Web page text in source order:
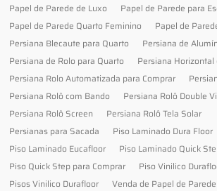
Papel de Parede de Luxo
Papel de Parede para
Papel de Parede Quarto Feminino
Papel de
Persiana Blecaute para Quarto
Persiana de
Persiana de Rolo para Quarto
Persiana
Persiana Rolo Automatizada para Comprar
Persiana Rolô com Bando
Persiana Rolô Double
Persiana Rolô Screen
Persiana Rolô Tela Solar
Persianas para Sacada
Piso Laminado Dura Floor
Piso Laminado Eucafloor
Piso Laminado Quick
Piso Quick Step para Comprar
Piso Vinilico
Pisos Vinilico Durafloor
Venda de Papel de